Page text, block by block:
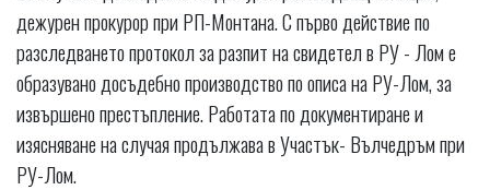
дежурен прокурор при РП-Монтана. С първо действие по
разследването протокол за разпит на свидетел в РУ - Лом е
образувано досъдебно производство по описа на РУ-Лом, за
извършено престъпление. Работата по документиране и
изясняване на случая продължава в Участък- Вълчедръм при
РУ-Лом.